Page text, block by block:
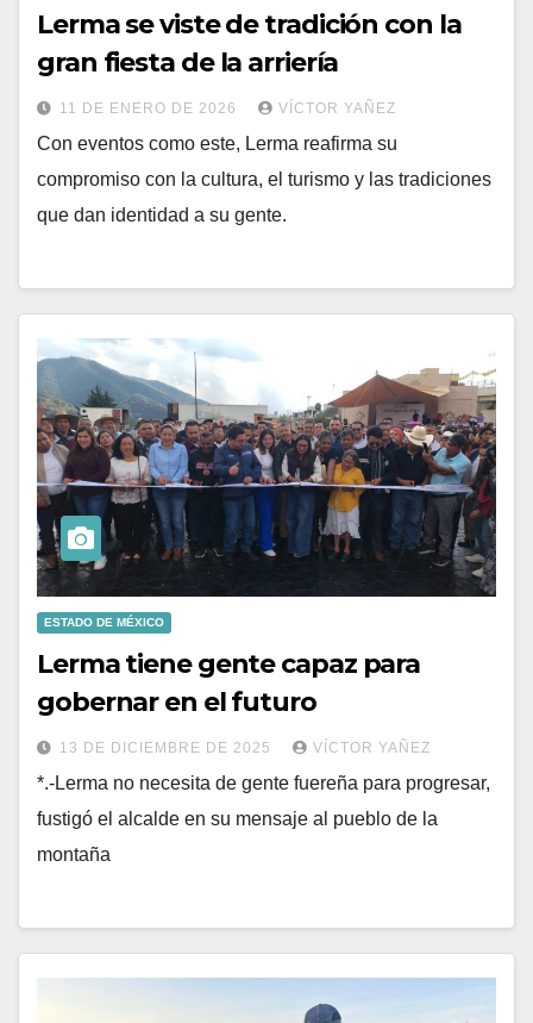
Lerma se viste de tradición con la
gran fiesta de la arriería
11 DE ENERO DE 2026 VÍCTOR YAÑEZ
Con eventos como este, Lerma reafirma su
compromiso con la cultura, el turismo y las tradiciones
que dan identidad a su gente.
ESTADO DE MÉXICO
Lerma tiene gente capaz para
gobernar en el futuro
13 DE DICIEMBRE DE 2025 VÍCTOR YAÑEZ
*.-Lerma no necesita de gente fuereña para progresar,
fustigó el alcalde en su mensaje al pueblo de la
montaña